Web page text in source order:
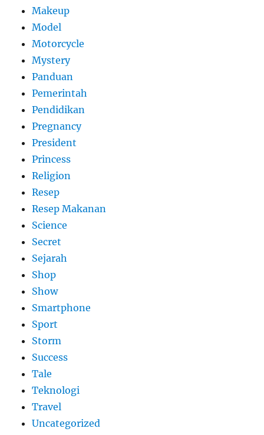
Makeup
Model
Motorcycle
Mystery
Panduan
Pemerintah
Pendidikan
Pregnancy
President
Princess
Religion
Resep
Resep Makanan
Science
Secret
Sejarah
Shop
Show
Smartphone
Sport
Storm
Success
Tale
Teknologi
Travel
Uncategorized